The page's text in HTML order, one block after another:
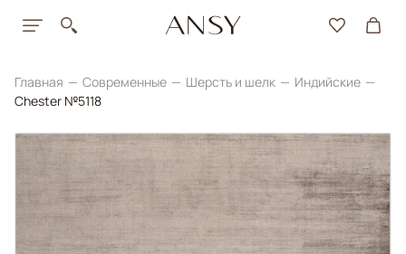
Главная Современные Шерсть и шелк
Индийские
Chester №5118